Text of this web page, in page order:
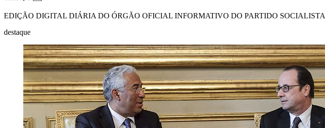
EDIÇÃO DIGITAL DIÁRIA DO ÓRGÃO OFICIAL INFORMATIVO DO PARTIDO SOCIALISTA
destaque